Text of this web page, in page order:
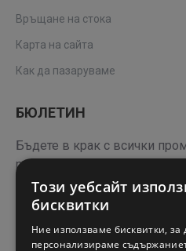
Връщане на стока
Карта на сайта
Как да пазаруваме
БЮЛЕТИН
Бъдете в крак с всички
регистрирате за нашия
ТЕСТ ЗА СИГУРНОСТ
Този уебсайт
бисквитки
Ние използваме бисквитки, за
персонализираме